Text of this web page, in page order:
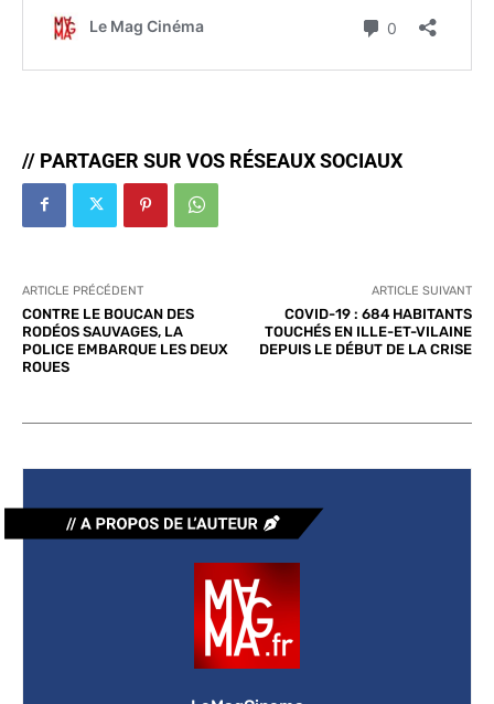
// PARTAGER SUR VOS RÉSEAUX SOCIAUX
ARTICLE PRÉCÉDENT
CONTRE LE BOUCAN DES
RODÉOS SAUVAGES, LA
POLICE EMBARQUE LES DEUX
ROUES
ARTICLE SUIVANT
COVID-19 : 684 HABITANTS
TOUCHÉS EN ILLE-ET-VILAINE
DEPUIS LE DÉBUT DE LA CRISE